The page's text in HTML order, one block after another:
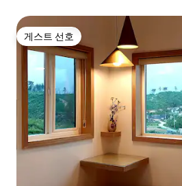
게스트 선호
게스트 선호